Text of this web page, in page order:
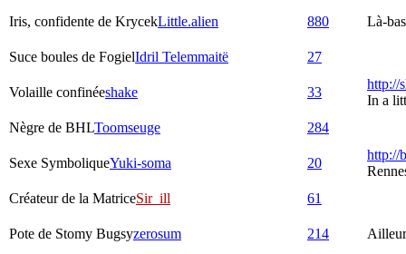
Iris, confidente de KrycekLittle.alien 880 Là-
Suce boules de FogielIdril Telemmaitë 27
Volaille confinéeshake 33
http://
In a
Nègre de BHLToomseuge 284
Sexe SymboliqueYuki-soma 20
http://
Créateur de la MatriceSir_ill 61
Pote de Stomy Bugsyzerosum 214